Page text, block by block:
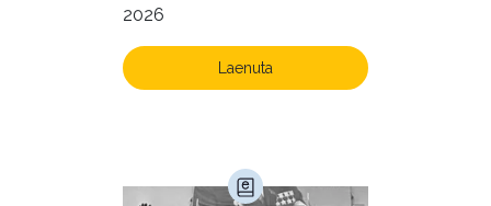
2026
Laenuta